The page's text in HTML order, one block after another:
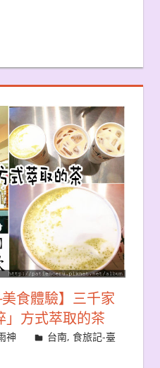
食體驗】三千家
方式萃取的茶
神 台南,食旅記-臺